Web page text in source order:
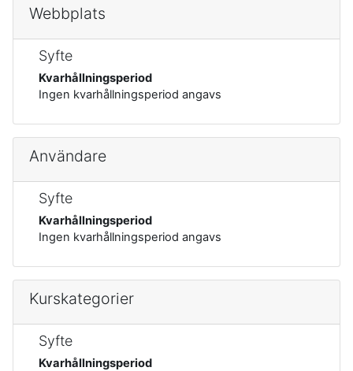
Webbplats
Syfte
Kvarhållningsperiod
Ingen kvarhållningsperiod angavs
Användare
Syfte
Kvarhållningsperiod
Ingen kvarhållningsperiod angavs
Kurskategorier
Syfte
Kvarhållningsperiod